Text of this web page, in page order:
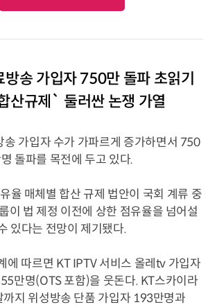
송 가입자 750만 돌파 초읽기
산규제` 둘러싼 논쟁 가열
송 가입자 수가 가파르게 증가하면서 750
돌파를 목전에 두고 있다.
율 매체별 합산 규제 법안이 국회 계류 중
이 법 제정 이전에 상한 점유율을 넘어설
있다는 전망이 제기됐다.
에 따르면 KT IPTV 서비스 올레tv 가입자
만명(OTS 포함)을 웃돈다. KT스카이라
까지 위성방송 단품 가입자 193만명과